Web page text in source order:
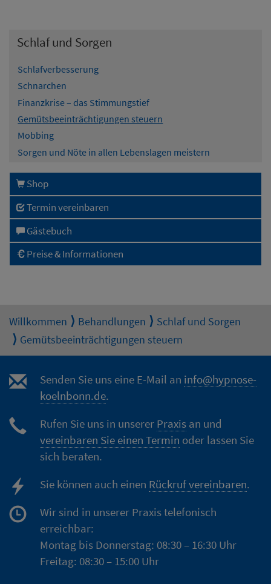
Schlaf und Sorgen
Schlafverbesserung
Schnarchen
Finanzkrise – das Stimmungstief
Gemütsbeeinträchtigungen steuern
Mobbing
Sorgen und Nöte in allen Lebenslagen meistern
Shop
Termin vereinbaren
Gästebuch
Preise & Informationen
Willkommen Behandlungen
Schlaf und Sorgen
Gemütsbeeinträchtigungen steuern
Senden Sie uns eine E-Mail an info@hypnose-
koelnbonn.de.
Rufen Sie uns in unserer Praxis an und
vereinbaren Sie einen Termin oder lassen Sie
sich beraten.
Sie können auch einen Rückruf vereinbaren.
Wir sind in unserer Praxis telefonisch
erreichbar:
Montag bis Donnerstag: 08:30 – 16:30 Uhr
Freitag: 08:30 – 15:00 Uhr